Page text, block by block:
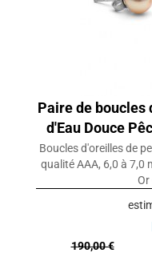
Paire de boucles
d'Eau Douce
Boucles d'oreilles de
qualité AAA, 6,0 à 7,0
Or
190,00 €